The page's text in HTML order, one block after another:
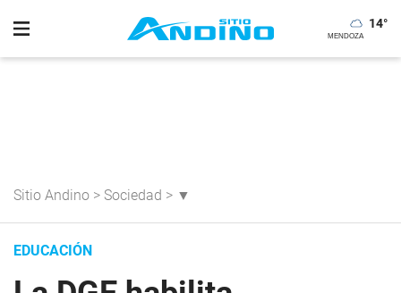
14°
Sitio Andino > Sociedad > ▼
EDUCACIÓN